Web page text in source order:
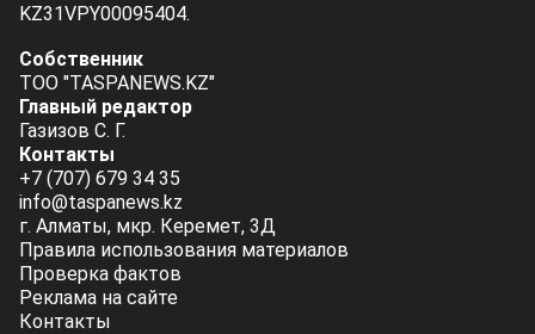
KZ31VPY00095404.
Собственник
ТОО "TASPANEWS.KZ"
Главный редактор
Газизов С. Г.
Контакты
+7 (707) 679 34 35
info@taspanews.kz
г. Алматы, мкр. Керемет, 3Д
Правила использования материалов
Проверка фактов
Реклама на сайте
Контакты